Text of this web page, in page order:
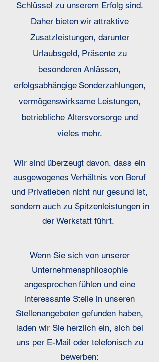
Schlüssel zu unserem Erfolg sind.
Daher bieten wir attraktive
Zusatzleistungen, darunter
Urlaubsgeld, Präsente zu
besonderen Anlässen,
erfolgsabhängige Sonderzahlungen,
vermögenswirksame Leistungen,
betriebliche Altersvorsorge und
vieles mehr.
Wir sind überzeugt davon, dass ein
ausgewogenes Verhältnis von Beruf
und Privatleben nicht nur gesund ist,
sondern auch zu Spitzenleistungen in
der Werkstatt führt.
Wenn Sie sich von unserer
Unternehmensphilosophie
angesprochen fühlen und eine
interessante Stelle in unseren
Stellenangeboten gefunden haben,
laden wir Sie herzlich ein, sich bei
uns per E-Mail oder telefonisch zu
bewerben: